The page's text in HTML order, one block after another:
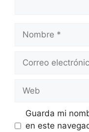
electrónico
Guarda mi
en este